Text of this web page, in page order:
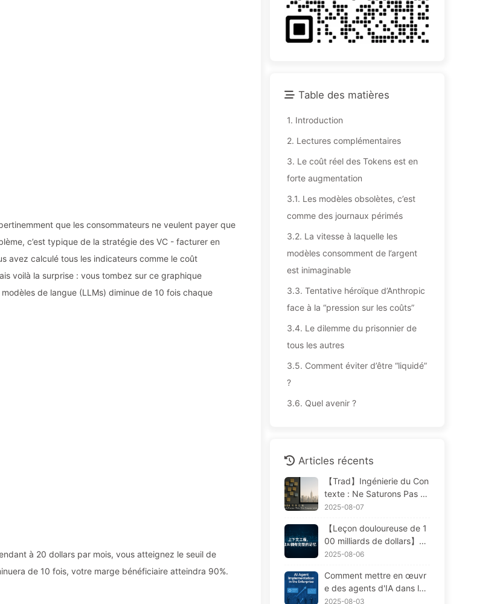
que les consommateurs ne veulent payer que
c’est typique de la stratégie des VC - facturer en
avez calculé tous les indicateurs comme le coût
voilà la surprise : vous tombez sur ce graphique
de langue (LLMs) diminue de 10 fois chaque
à 20 dollars par mois, vous atteignez le seuil de
de 10 fois, votre marge bénéficiaire atteindra 90%.
Table des matières
1. Introduction
2. Lectures complémentaires
3. Le coût réel des Tokens est en
forte augmentation
3.1. Les modèles obsolètes, c’est
comme des journaux périmés
3.2. La vitesse à laquelle les
modèles consomment de l’argent
est inimaginable
3.3. Tentative héroïque d’Anthropic
face à la “pression sur les coûts”
3.4. Le dilemme du prisonnier de
tous les autres
3.5. Comment éviter d’être “liquidé”
?
3.6. Quel avenir ?
Articles récents
【Trad】Ingénierie du Con
texte : Ne Saturons Pas N
os Fenêtres ! Utilisons Les
on, Filtrage, Compression
et Isolation, Évitons Les Pe
rturbations Toxiques et Ga
rdons le Bruit à L'extérieur
— Apprenons Lentement
L'IA170
2025-08-07
【Leçon douloureuse de 1
00 milliards de dollars】Po
urquoi les assistants IA co
reprises "oublient" souven
t aux moments cruciaux, p
2025-08-06
Comment mettre en œuvr
e des agents d'IA dans les
flux de travail d'entreprise
2025-08-03